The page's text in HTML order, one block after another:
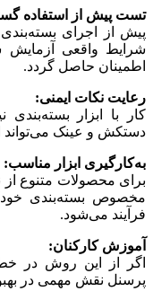
تست پیش از استفاده
پیش از اجرای
شرایط واقعی آزمایش
اطمینان حاصل گردد.
رعایت نکات ایمنی:
کار با ابزار بسته‌بندی
دستکش و عینک می‌تواند
به‌کارگیری ابزار مناسب:
برای محصولات متنوع از
مخصوص بسته‌بندی
فرآیند می‌شود.
آموزش کارکنان:
اگر از این روش در
پرسنل نقش مهمی در